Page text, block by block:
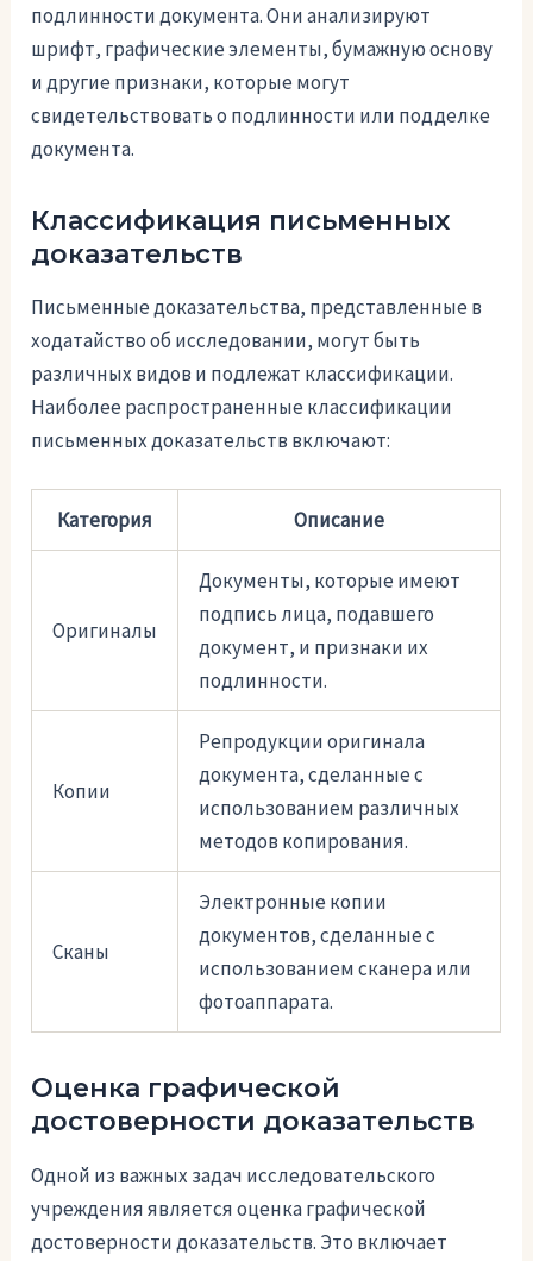
подлинности документа. Они анализируют
шрифт, графические элементы, бумажную основу
и другие признаки, которые могут
свидетельствовать о подлинности или подделке
документа.
Классификация письменных
доказательств
Письменные доказательства, представленные в
ходатайство об исследовании, могут быть
различных видов и подлежат классификации.
Наиболее распространенные классификации
письменных доказательств включают:
Категория Описание
Оригиналы
Документы, которые имеют
подпись лица, подавшего
документ, и признаки их
подлинности.
Копии
Репродукции оригинала
документа, сделанные с
использованием различных
методов копирования.
Сканы
Электронные копии
документов, сделанные с
использованием сканера или
фотоаппарата.
Оценка графической
достоверности доказательств
Одной из важных задач исследовательского
учреждения является оценка графической
достоверности доказательств. Это включает